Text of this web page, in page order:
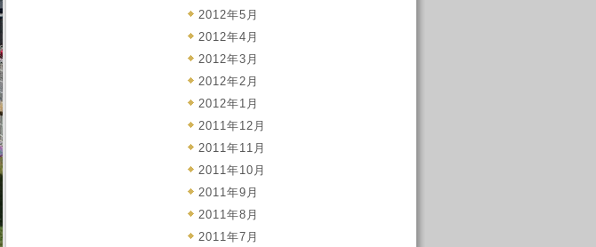
2012年5月
2012年4月
2012年3月
2012年2月
2012年1月
2011年12月
2011年11月
2011年10月
2011年9月
2011年8月
2011年7月